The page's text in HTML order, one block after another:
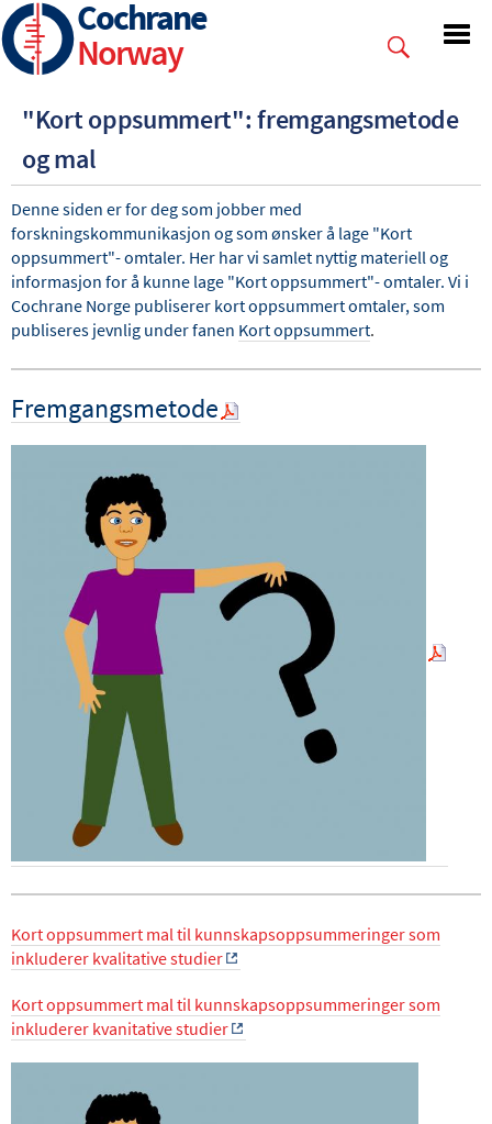
Skip
to
main
Cochrane
Norway
"Kort oppsummert": fremgangsmetode
og mal
Denne siden er for deg som jobber med
forskningskommunikasjon og som ønsker å lage "Kort
oppsummert"- omtaler. Her har vi samlet nyttig materiell og
informasjon for å kunne lage "Kort oppsummert"- omtaler. Vi i
Cochrane Norge publiserer kort oppsummert omtaler, som
publiseres jevnlig under fanen Kort oppsummert.
Fremgangsmetode
Kort oppsummert mal til kunnskapsoppsummeringer som
inkluderer kvalitative studier
Kort oppsummert mal til kunnskapsoppsummeringer som
inkluderer kvanitative studier